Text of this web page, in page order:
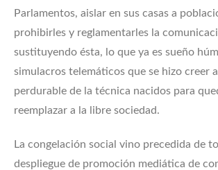
Parlamentos, aislar en sus casas a
prohibirles y reglamentarles la
sustituyendo ésta, lo que ya es sueño
simulacros telemáticos que se hizo creer
perdurable de la técnica nacidos para
reemplazar a la libre sociedad.
La congelación social vino precedida de
despliegue de promoción mediática de